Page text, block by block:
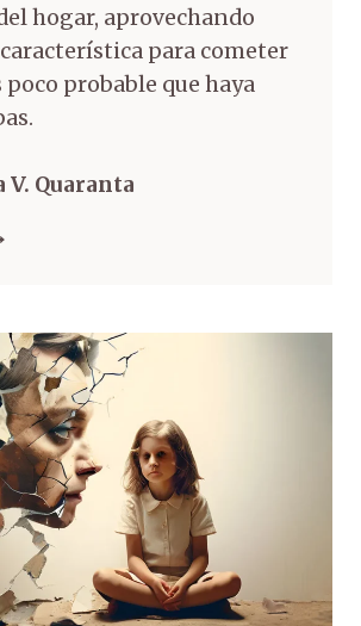
hogar, aprovechando
para cometer
poco probable que haya
V. Quaranta